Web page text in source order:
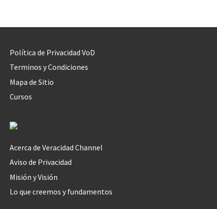
Política de Privacidad VoD
Terminos y Condiciones
Mapa de Sitio
Cursos
Acerca de Veracidad Channel
Aviso de Privacidad
Misión y Visión
Lo que creemos y fundamentos